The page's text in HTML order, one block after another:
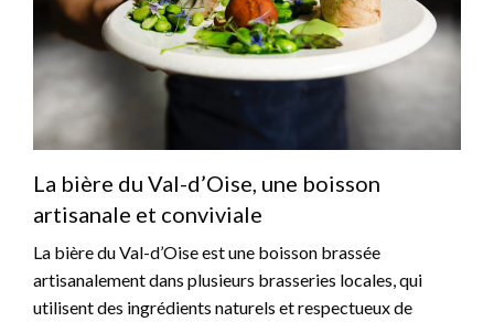
La bière du Val-d’Oise, une boisson
artisanale et conviviale
La bière du Val-d’Oise est une boisson brassée
artisanalement dans plusieurs brasseries locales, qui
utilisent des ingrédients naturels et respectueux de